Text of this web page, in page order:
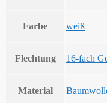
Farbe weiß
Flechtung 16-fach
Material